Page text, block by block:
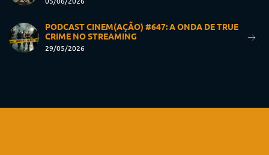
PODCAST CINEM(AÇÃO) #647: A ONDA DE TRUE
CRIME NO STREAMING
29/05/2026